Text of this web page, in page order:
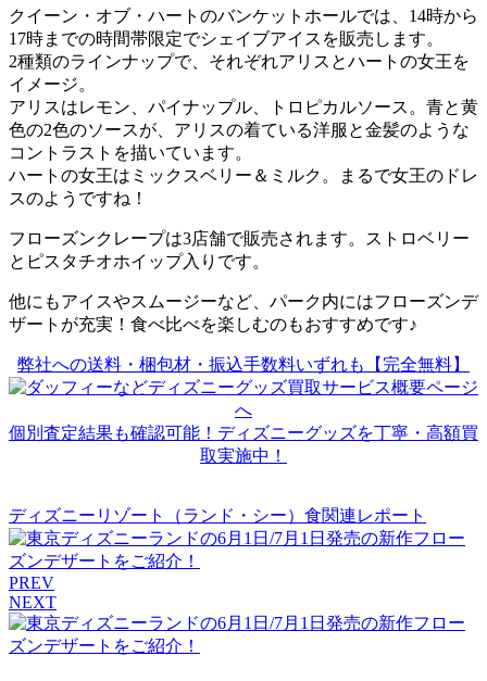
クイーン・オブ・ハートのバンケットホールでは、14時から
17時までの時間帯限定でシェイブアイスを販売します。
2種類のラインナップで、それぞれアリスとハートの女王を
イメージ。
アリスはレモン、パイナップル、トロピカルソース。青と黄
色の2色のソースが、アリスの着ている洋服と金髪のような
コントラストを描いています。
ハートの女王はミックスベリー＆ミルク。まるで女王のドレ
スのようですね！
フローズンクレープは3店舗で販売されます。ストロベリー
とピスタチオホイップ入りです。
他にもアイスやスムージーなど、パーク内にはフローズンデ
ザートが充実！食べ比べを楽しむのもおすすめです♪
弊社への送料・梱包材・振込手数料いずれも【完全無料】
個別査定結果も確認可能！ディズニーグッズを丁寧・高額買
取実施中！
ディズニーリゾート（ランド・シー）食関連レポート
PREV
NEXT